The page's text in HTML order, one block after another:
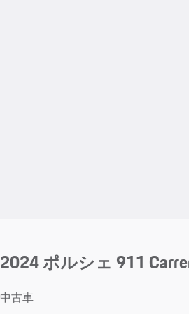
2024 ポルシェ 911
中古車